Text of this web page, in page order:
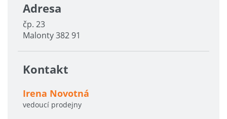
Adresa
čp. 23
Malonty 382 91
Kontakt
Irena Novotná
vedoucí prodejny